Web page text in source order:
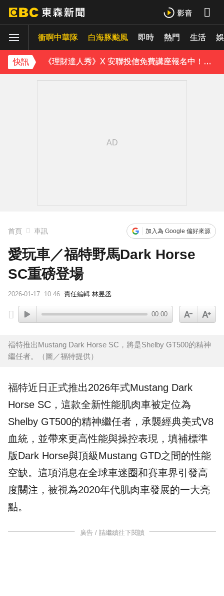
衝啊中華隊 白海豚颱風 即時 熱門 生活
快訊
行政院院區一早停電 原因找到了
《理財達人秀》X 安聯投信免費講座報名中！搶先卡位 2027
97萬網紅「肥大叔」驟逝！2天前才開直播 最後身影曝光粉鼻酸
首頁 車訊 加入為 Google 偏好來源
愛玩車／福特野馬Dark Horse
SC重磅登場
2026-01-17 10:46 責任編輯 林昱丞
00:00
福特推出Mustang Dark Horse SC，將是Shelby GT500的精神
繼任者。（圖／福特提供）
福特近日正式推出2026年式Mustang Dark
Horse SC ，這款全新性能肌肉車被定位為
Shelby GT500的精神繼任者，承襲經典美式V8
血統，並帶來更高性能與操控表現，填補標準
版Dark Horse與頂級Mustang GTD之間的性能
空缺。這項消息在全球車迷圈和賽車界引發高
度關注，被視為2020年代肌肉車發展的一大亮
點。
廣告 / 請繼續往下閱讀